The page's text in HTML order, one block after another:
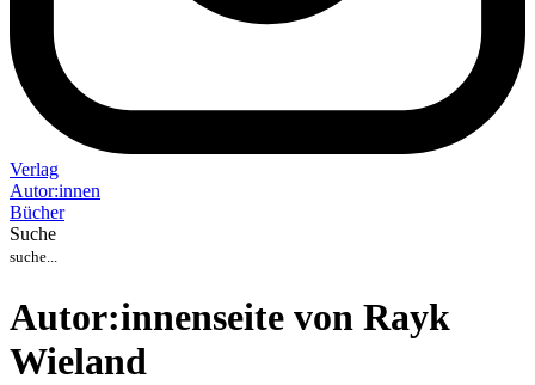
Verlag
Autor:innen
Bücher
Suche
Autor:innenseite von Rayk
Wieland